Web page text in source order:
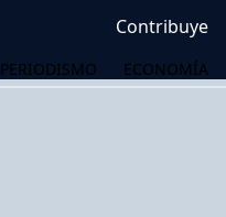
Contribuye
PERIODISMO ECONOMÍA